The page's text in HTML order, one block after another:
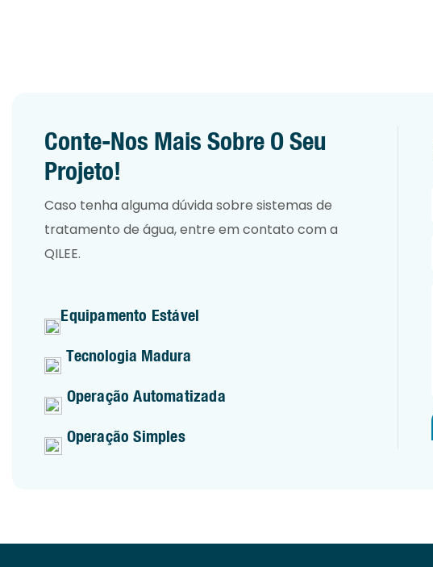
Conte-Nos Mais Sobre O Seu
Projeto!
Caso tenha alguma dúvida sobre sistemas de
tratamento de água, entre em contato com a
QILEE.
Equipamento Estável
Tecnologia Madura
Operação Automatizada
Operação Simples